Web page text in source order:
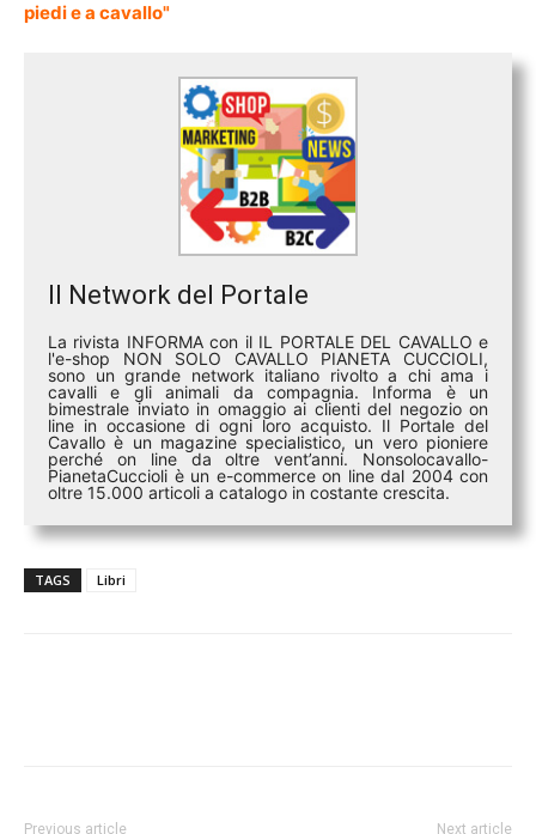
piedi e a cavallo"
Il Network del Portale
La rivista INFORMA con il IL PORTALE DEL CAVALLO e
l'e-shop NON SOLO CAVALLO PIANETA CUCCIOLI,
sono un grande network italiano rivolto a chi ama i
cavalli e gli animali da compagnia. Informa è un
bimestrale inviato in omaggio ai clienti del negozio on
line in occasione di ogni loro acquisto. Il Portale del
Cavallo è un magazine specialistico, un vero pioniere
perché on line da oltre vent’anni. Nonsolocavallo-
PianetaCuccioli è un e-commerce on line dal 2004 con
oltre 15.000 articoli a catalogo in costante crescita.
TAGS Libri
Previous article Next article